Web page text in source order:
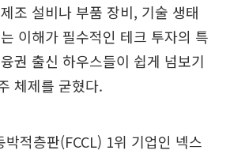
조 설비나 부품 장비, 기술 생태
이해가 필수적인 테크 투자의 특
권 출신 하우스들이 쉽게 넘보기
체제를 굳혔다.
적층판(FCCL) 1위 기업인 넥스